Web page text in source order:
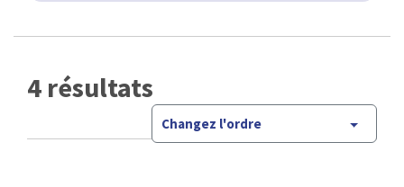
4 résultats
Changez l'ordre